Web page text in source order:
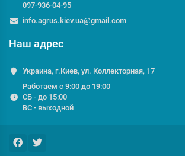
097-936-04-95
info.agrus.kiev.ua@gmail.com
Наш адрес
Украина, г.Киев, ул. Коллекторная, 17
Работаем с 9:00 до 19:00
СБ - до 15:00
ВС - выходной